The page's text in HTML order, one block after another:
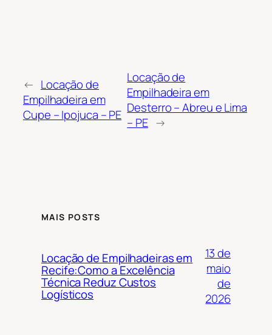
← Locação de
Empilhadeira em
Cupe – Ipojuca – PE
Locação de
Empilhadeira em
Desterro – Abreu e Lima
– PE →
MAIS POSTS
Locação de Empilhadeiras em
Recife:Como a Excelência
Técnica Reduz Custos
Logísticos
13 de
maio
de
2026